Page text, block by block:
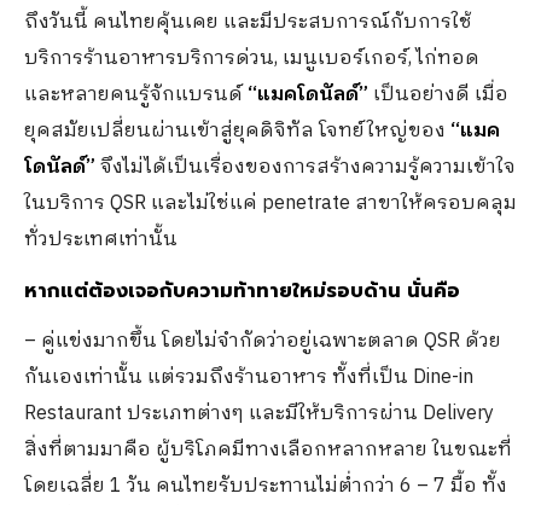
ถึงวันนี้ คนไทยคุ้นเคย และมีประสบการณ์กับการใช้
บริการร้านอาหารบริการด่วน, เมนูเบอร์เกอร์, ไก่ทอด
และหลายคนรู้จักแบรนด์“แมคโดนัลด์” เป็นอย่างดี เมื่อ
ยุคสมัยเปลี่ยนผ่านเข้าสู่ยุคดิจิทัล โจทย์ใหญ่ของ “แมค
โดนัลด์”จึงไม่ได้เป็นเรื่องของการสร้างความรู้ความเข้าใจ
ในบริการ QSR และไม่ใช่แค่ penetrate สาขาให้ครอบคลุม
ทั่วประเทศเท่านั้น
หากแต่ต้องเจอกับความท้าทายใหม่รอบด้าน นั่นคือ
– คู่แข่งมากขึ้น โดยไม่จำกัดว่าอยู่เฉพาะตลาด QSR ด้วย
กันเองเท่านั้น แต่รวมถึงร้านอาหาร ทั้งที่เป็น Dine-in
Restaurant ประเภทต่างๆ และมีให้บริการผ่าน Delivery
สิ่งที่ตามมาคือ ผู้บริโภคมีทางเลือกหลากหลาย ในขณะที่
โดยเฉลี่ย 1 วัน คนไทยรับประทานไม่ต่ำกว่า 6 – 7 มื้อ ทั้ง